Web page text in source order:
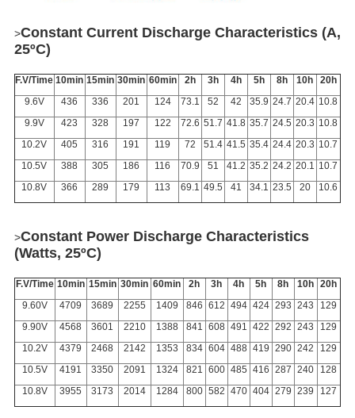
>Constant Current Discharge Characteristics (A,
25ºC)
F.V/Time 10min 15min 30min 60min 2h 3h 4h 5h 8h 10h
20h
9.6V
436 336 201 124 73.1 52 42 35.9 24.7 20.4 10.8
9.9V
423 328 197 122 72.6 51.7 41.8 35.7 24.5 20.3 10.8
10.2V
405 316 191 119 72 51.4 41.5 35.4 24.4 20.3 10.7
10.5V
388 305 186 116 70.9 51 41.2 35.2 24.2 20.1 10.7
10.8V
366 289 179 113 69.1 49.5 41 34.1 23.5 20 10.6
>Constant Power Discharge Characteristics
(Watts, 25ºC)
F.V/Time 10min 15min 30min 60min 2h 3h 4h 5h 8h 10h
20h
9.60V
4709 3689 2255 1409 846 612 494 424 293 243
129
9.90V
4568 3601 2210 1388 841 608 491 422 292 243
129
10.2V
4379 2468 2142 1353 834 604 488 419 290 242
129
10.5V
4191 3350 2091 1324 821 600 485 416 287 240
128
10.8V
3955 3173 2014 1284 800 582 470 404 279 239 127